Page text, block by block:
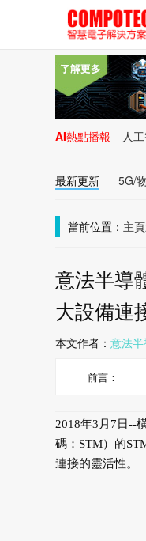
AI熱點播報 人
最新更新 5G/
當前位置： 主頁
意法半導
大設備連
本文作者： 意法
前言：
2018年3月7日--
碼：STM）的
連接的靈活性。